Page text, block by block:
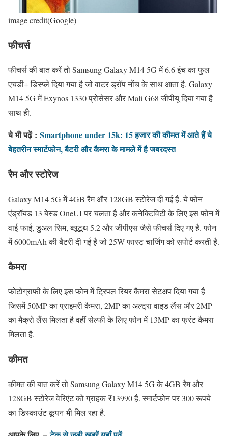
image credit(Google)
फीचर्स
फीचर्स की बात करें तो Samsung Galaxy M14 5G में 6.6 इंच का फुल
एचडी+ डिस्प्ले दिया गया है जो वाटर ड्राॅप नोंच के साथ आता है. Galaxy
M14 5G में Exynos 1330 प्रोसेसर और Mali G68 जीपीयू दिया गया है
साथ ही.
ये भी पढ़ें : Smartphone under 15k: 15 हजार की कीमत में आते हैं ये
बेहतरीन स्मार्टफोन, बैटरी और कैमरा के मामले में है जबरदस्त
रैम और स्टोरेज
Galaxy M14 5G में 4GB रैम और 128GB स्टोरेज दी गई है. ये फोन
एंड्रॉयड 13 बेस्ड OneUI पर चलता है और कनेक्टिविटी के लिए इस फोन में
वाई-फाई, डुअल सिम, ब्लूटूथ 5.2 और जीपीएस जैसे फीचर्स दिए गए है. फोन
में 6000mAh की बैटरी दी गई है जो 25W फास्ट चार्जिंग को सपोर्ट करती है.
कैमरा
फोटोग्राफी के लिए इस फोन में ट्रिपल रियर कैमरा सेटअप दिया गया है
जिसमें 50MP का प्राइमरी कैमरा, 2MP का अल्ट्रा वाइड लैंस और 2MP
का मैक्रो लैंस मिलता है वहीं सेल्फी के लिए फोन में 13MP का फ्रंट कैमरा
मिलता है.
कीमत
कीमत की बात करें तो Samsung Galaxy M14 5G के 4GB रैम और
128GB स्टोरेज वेरिएंट को ग्राहक ₹13990 है. स्मार्टफोन पर 300 रूपये
का डिस्काउंट कूपन भी मिल रहा है.